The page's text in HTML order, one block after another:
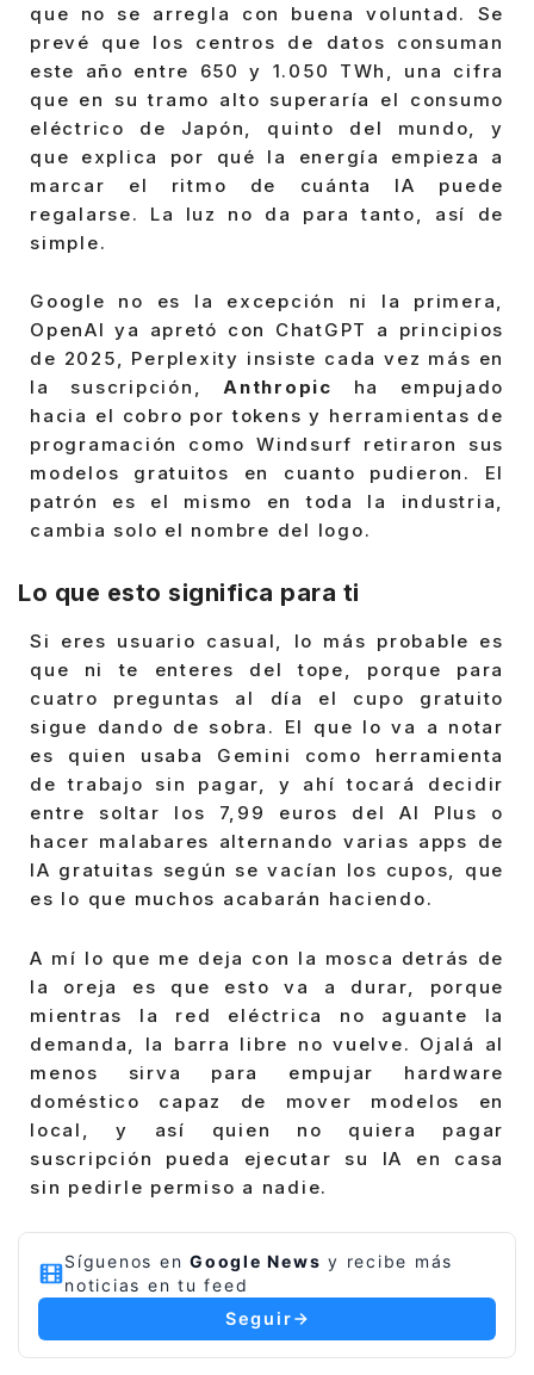
que no se arregla con buena voluntad. Se
prevé que los centros de datos consuman
este año entre 650 y 1.050 TWh, una cifra
que en su tramo alto superaría el consumo
eléctrico de Japón, quinto del mundo, y
que explica por qué la energía empieza a
marcar el ritmo de cuánta IA puede
regalarse. La luz no da para tanto, así de
simple.
Google no es la excepción ni la primera,
OpenAI ya apretó con ChatGPT a principios
de 2025, Perplexity insiste cada vez más en
la suscripción,Anthropic ha empujado
hacia el cobro por tokens y herramientas de
programación como Windsurf retiraron sus
modelos gratuitos en cuanto pudieron. El
patrón es el mismo en toda la industria,
cambia solo el nombre del logo.
Lo que esto significa para ti
Si eres usuario casual, lo más probable es
que ni te enteres del tope, porque para
cuatro preguntas al día el cupo gratuito
sigue dando de sobra. El que lo va a notar
es quien usaba Gemini como herramienta
de trabajo sin pagar, y ahí tocará decidir
entre soltar los 7,99 euros del AI Plus o
hacer malabares alternando varias apps de
IA gratuitas según se vacían los cupos, que
es lo que muchos acabarán haciendo.
A mí lo que me deja con la mosca detrás de
la oreja es que esto va a durar, porque
mientras la red eléctrica no aguante la
demanda, la barra libre no vuelve. Ojalá al
menos sirva para empujar hardware
doméstico capaz de mover modelos en
local, y así quien no quiera pagar
suscripción pueda ejecutar su IA en casa
sin pedirle permiso a nadie.
Síguenos en Google News y recibe más
noticias en tu feed
Seguir